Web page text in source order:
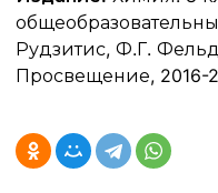
Рудзитис, Ф.Г.
Просвещение, 2016-